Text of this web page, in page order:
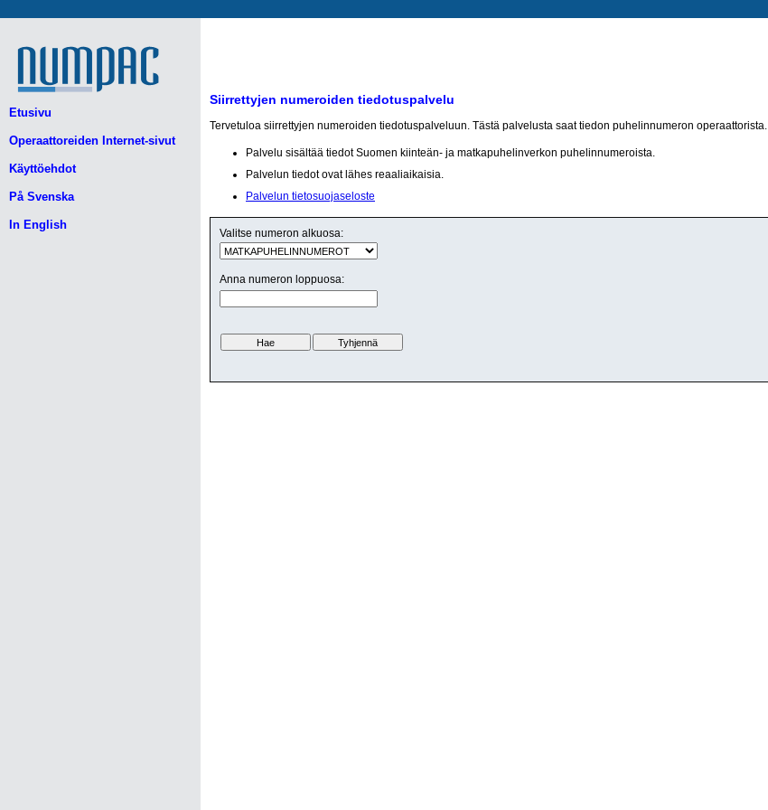
Etusivu
Operaattoreiden Internet-sivut
Käyttöehdot
På Svenska
In English
Siirrettyjen numeroiden tiedotuspalvelu
Tervetuloa siirrettyjen numeroiden tiedotuspalveluun. Tästä palvelusta saat tiedon puhelinnumeron operaattorista.
Palvelu sisältää tiedot Suomen kiinteän- ja matkapuhelinverkon puhelinnumeroista.
Palvelun tiedot ovat lähes reaaliaikaisia.
Palvelun tietosuojaseloste
Valitse numeron alkuosa:
Anna numeron loppuosa: